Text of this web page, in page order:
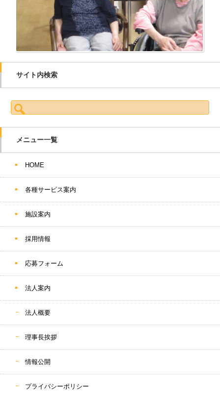
サイト内検索
検索:
メニュー一覧
HOME
各種サービス案内
施設案内
採用情報
応募フォーム
法人案内
法人概要
理事長挨拶
情報公開
プライバシーポリシー